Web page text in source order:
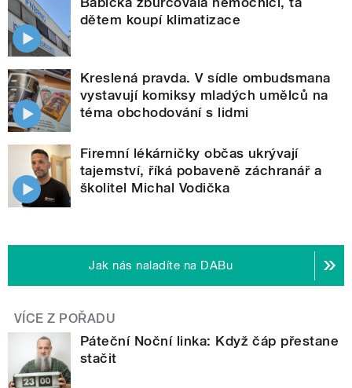
dětem koupí klimatizace
Kreslená pravda. V sídle ombudsmana
vystavují komiksy mladých umělců na
téma obchodování s lidmi
Firemní lékárničky občas ukrývají
tajemství, říká pobaveně záchranář a
školitel Michal Vodička
Jak nás naladíte na DABu
VÍCE Z POŘADU
Páteční Noční linka: Když čáp přestane
stačit